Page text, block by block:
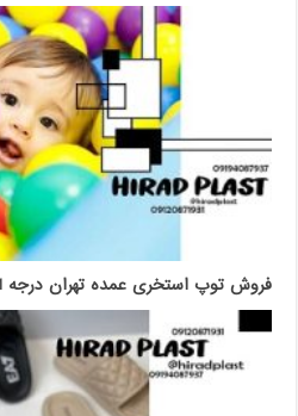
فروش توپ استخری عمده تهران درجه 1